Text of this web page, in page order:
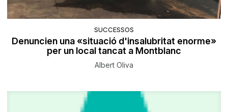
SUCCESSOS
Denuncien una «situació d'insalubritat enorme»
per un local tancat a Montblanc
Albert Oliva